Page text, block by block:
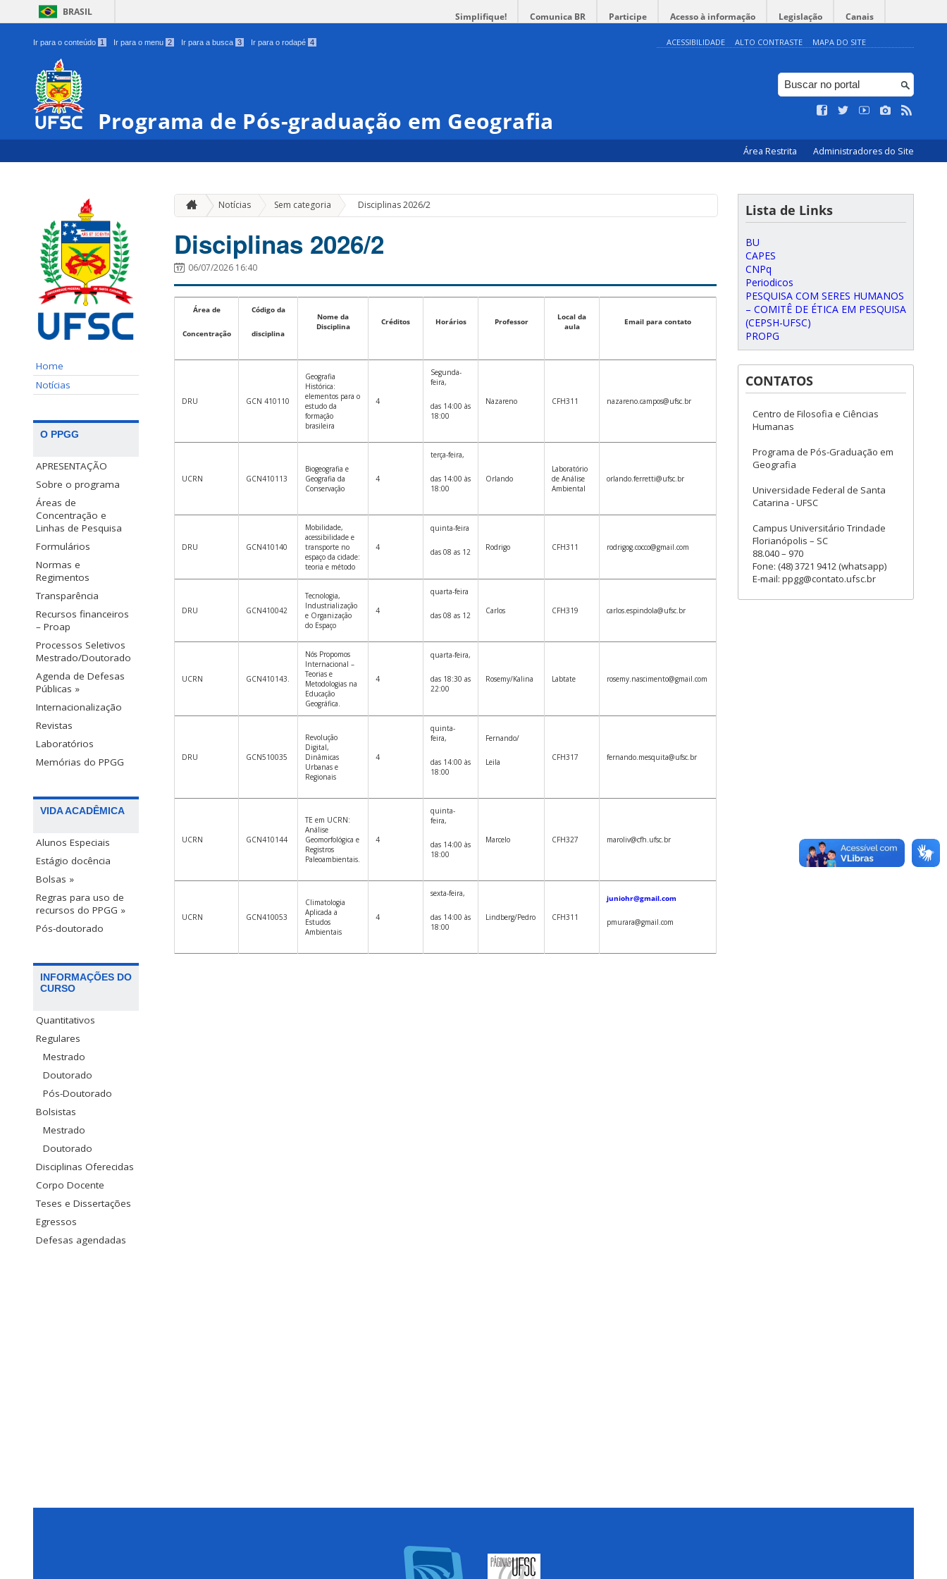
BRASIL Simplifique! Comunica BR Participe Acesso à informação Legislação Canais
Ir para o conteúdo 1 Ir para o menu 2 Ir para a busca 3 Ir para o rodapé 4 ACESSIBILIDADE ALTO CONTRASTE MAPA DO SITE
Programa de Pós-graduação em Geografia
Área Restrita Administradores do Site
Home
Notícias
O PPGG
APRESENTAÇÃO
Sobre o programa
Áreas de
Concentração e
Linhas de Pesquisa
Formulários
Normas e
Regimentos
Transparência
Recursos financeiros
– Proap
Processos Seletivos
Mestrado/Doutorado
Agenda de Defesas
Públicas »
Internacionalização
Revistas
Laboratórios
Memórias do PPGG
VIDA ACADÊMICA
Alunos Especiais
Estágio docência
Bolsas »
Regras para uso de
recursos do PPGG »
Pós-doutorado
INFORMAÇÕES DO
CURSO
Quantitativos
Regulares
Mestrado
Doutorado
Pós-Doutorado
Bolsistas
Mestrado
Doutorado
Disciplinas Oferecidas
Corpo Docente
Teses e Dissertações
Egressos
Defesas agendadas
Notícias Sem categoria » Disciplinas 2026/2
Disciplinas 2026/2
06/07/2026 16:40
Área de
Concentração
Código da
disciplina
Nome da
Disciplina
Créditos Horários Professor
Local da
aula
Email para contato
DRU GCN 410110
Geografia
Histórica:
elementos para o
estudo da
formação
brasileira
4
Segunda-
feira,
das 14:00 às
18:00
Nazareno CFH311 nazareno.campos@ufsc.br
UCRN GCN410113
Biogeografia e
Geografia da
Conservação
4
terça-feira,
das 14:00 às
18:00
Orlando
Laboratório
de Análise
Ambiental
orlando.ferretti@ufsc.br
DRU GCN410140
Mobilidade,
acessibilidade e
transporte no
espaço da cidade:
teoria e método
4
quinta-feira
das 08 as 12 Rodrigo CFH311 rodrigog.cocco@gmail.com
DRU GCN410042
Tecnologia,
Industrialização
e Organização
do Espaço
4
quarta-feira
das 08 as 12 Carlos CFH319 carlos.espindola@ufsc.br
UCRN GCN410143.
Nós Propomos
Internacional –
Teorias e
Metodologias na
Educação
Geográfica.
4
quarta-feira,
das 18:30 as
22:00
Rosemy/Kalina Labtate rosemy.nascimento@gmail.com
DRU GCN510035
Revolução
Digital,
Dinâmicas
Urbanas e
Regionais
4
quinta-
feira,
das 14:00 às
18:00
Fernando/
Leila CFH317 fernando.mesquita@ufsc.br
UCRN GCN410144
TE em UCRN:
Análise
Geomorfológica e
Registros
Paleoambientais.
4
quinta-
feira,
das 14:00 às
18:00
Marcelo CFH327 maroliv@cfh.ufsc.br
UCRN GCN410053
Climatologia
Aplicada a
Estudos
Ambientais
4
sexta-feira,
das 14:00 às
18:00
Lindberg/Pedro CFH311
juniohr@gmail.com
pmurara@gmail.com
Lista de Links
BU
CAPES
CNPq
Periodicos
PESQUISA COM SERES HUMANOS
– COMITÊ DE ÉTICA EM PESQUISA
(CEPSH-UFSC)
PROPG
CONTATOS
Centro de Filosofia e Ciências
Humanas
Programa de Pós-Graduação em
Geografia
Universidade Federal de Santa
Catarina - UFSC
Campus Universitário Trindade
Florianópolis – SC
88.040 – 970
Fone: (48) 3721 9412 (whatsapp)
E-mail: ppgg@contato.ufsc.br